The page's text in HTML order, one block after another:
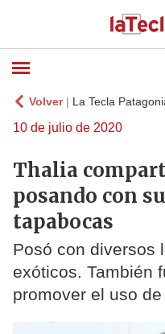
Volver| La Tecla
10 de julio de 2020
Thalia
posando con
tapabocas
Posó con diversos
exóticos. También
promover el uso